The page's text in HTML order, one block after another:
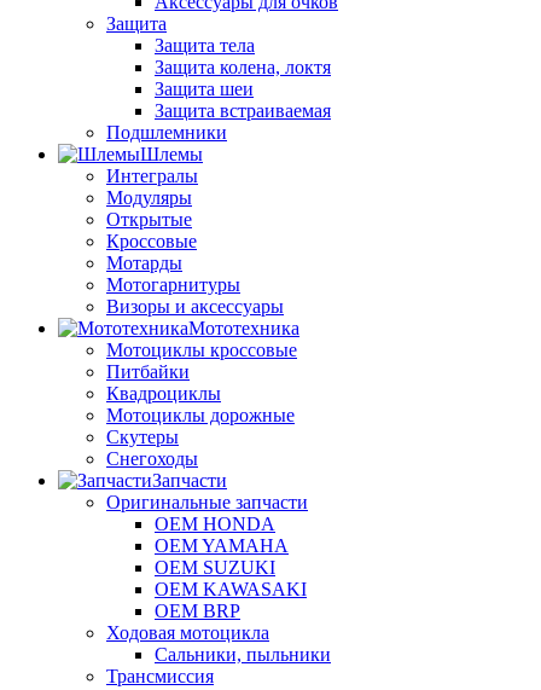
Защита
Защита тела
Защита колена, локтя
Защита шеи
Защита встраиваемая
Подшлемники
Шлемы
Интегралы
Модуляры
Открытые
Кроссовые
Мотарды
Мотогарнитуры
Визоры и аксессуары
Мототехника
Мотоциклы кроссовые
Питбайки
Квадроциклы
Мотоциклы дорожные
Скутеры
Снегоходы
Запчасти
Оригинальные запчасти
OEM HONDA
OEM YAMAHA
OEM SUZUKI
OEM KAWASAKI
OEM BRP
Ходовая мотоцикла
Сальники, пыльники
Трансмиссия